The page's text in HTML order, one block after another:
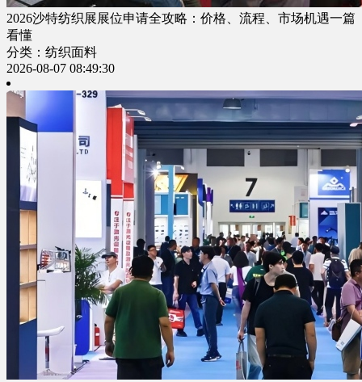
2026沙特纺织展展位申请全攻略：价格、流程、市场机遇一篇
看懂
分类：纺织面料
2026-08-07 08:49:30